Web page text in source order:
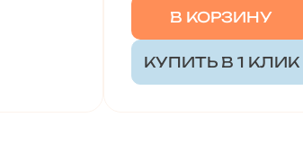
В КОРЗИНУ
КУПИТЬ В 1 КЛИК